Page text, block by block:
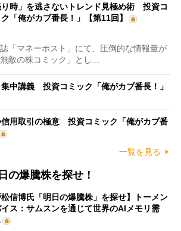
り時」を逃さないトレンド見極め術 投資コ
ク「俺がカブ番長！」【第11回】
「マネーポスト」にて、圧倒的な情報量が
敵の株コミック」とし…
中講義 投資コミック「俺がカブ番長！」
用取引の極意 投資コミック「俺がカブ番
一覧を見る
の爆騰株を探せ！
松信博氏「明日の爆騰株」を探せ】トーメン
ス：サムスンを通じて世界のAIメモリ需